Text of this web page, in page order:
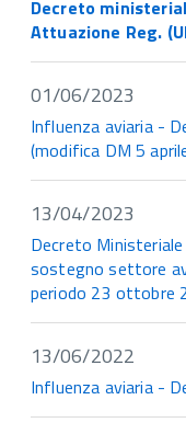
Decreto
Attuazione Reg.
01/06/2023
Influenza aviaria -
(modifica DM 5
13/04/2023
Decreto
sostegno settore
periodo 23 ottobre
13/06/2022
Influenza aviaria -